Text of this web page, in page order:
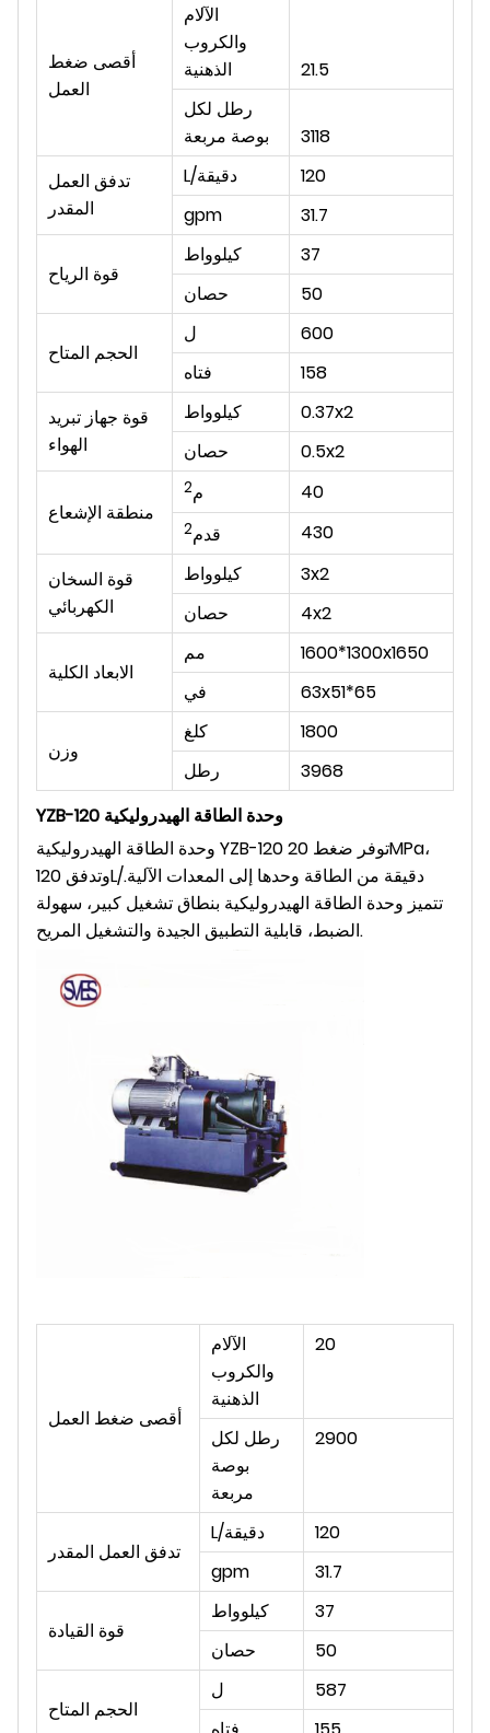
أقصى ضغط
العمل
الآلام
والكروب
الذهنية
21.5
رطل لكل
بوصة مربعة
3118
تدفق العمل
المقدر
L/دقيقة
120
gpm
31.7
قوة الرياح
كيلوواط
37
حصان
50
الحجم المتاح
ل
600
فتاه
158
قوة جهاز تبريد
الهواء
كيلوواط
0.37x2
حصان
0.5x2
منطقة الإشعاع
م2
40
قدم2
430
قوة السخان
الكهربائي
كيلوواط
3x2
حصان
4x2
الابعاد الكلية
مم
1600*1300x1650
في
63x51*65
وزن
كلغ
1800
رطل
3968
YZB-120 وحدة الطاقة الهيدروليكية
وحدة الطاقة الهيدروليكية YZB-120 توفر ضغط 20MPa،
وتدفق 120L/دقيقة من الطاقة وحدها إلى المعدات الآلية.
تتميز وحدة الطاقة الهيدروليكية بنطاق تشغيل كبير، سهولة
الضبط، قابلية التطبيق الجيدة والتشغيل المريح.
أقصى ضغط العمل
الآلام
والكروب
الذهنية
20
رطل لكل
بوصة
مربعة
2900
تدفق العمل المقدر
L/دقيقة
120
gpm
31.7
قوة القيادة
كيلوواط
37
حصان
50
الحجم المتاح
ل
587